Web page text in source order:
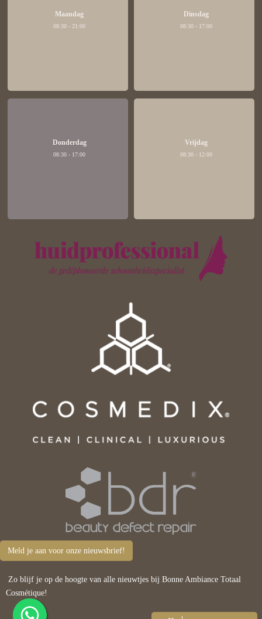
Maandag
08:30 - 21:00
Dinsdag
08:30 - 17:00
Donderdag
08:30 - 17:00
Vrijdag
08:30 - 12:00
Meld je aan voor onze nieuwsbrief!
Zo blijf je op de hoogte van alle nieuwtjes bij Bonne Ambiance Totaal
Cosmétique!